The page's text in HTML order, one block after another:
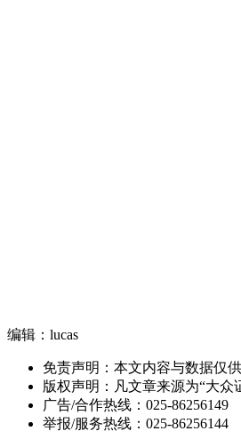
编辑：lucas
免责声明：本文内容与数据仅
版权声明：凡文章来源为“大众
广告/合作热线：025-86256149
举报/服务热线：025-86256144